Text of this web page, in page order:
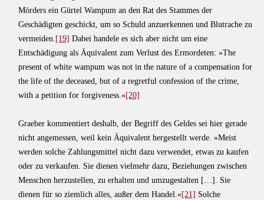
Mörders ein Gürtel Wampum an den Rat des Stammes der
Geschädigten geschickt, um so Schuld anzuerkennen und Blutrache zu
vermeiden. [19] Dabei handele es sich aber nicht um eine
Entschädigung als Äquivalent zum Verlust des Ermordeten: »The
present of white wampum was not in the nature of a compensation for
the life of the deceased, but of a regretful confession of the crime,
with a petition for forgiveness.«[20]
Graeber kommentiert deshalb, der Begriff des Geldes sei hier gerade
nicht angemessen, weil kein Äquivalent hergestellt werde. »Meist
werden solche Zahlungsmittel nicht dazu verwendet, etwas zu kaufen
oder zu verkaufen. Sie dienen vielmehr dazu, Beziehungen zwischen
Menschen herzustellen, zu erhalten und umzugestalten […]. Sie
dienen für so ziemlich alles, außer dem Handel.«[21] Solche